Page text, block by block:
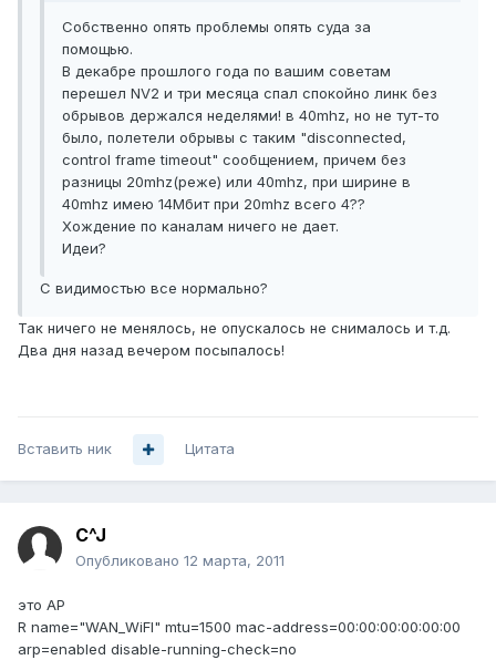
Собственно опять проблемы опять суда за
помощью.
В декабре прошлого года по вашим советам
перешел NV2 и три месяца спал спокойно линк без
обрывов держался неделями! в 40mhz, но не тут-то
было, полетели обрывы с таким "disconnected,
control frame timeout" сообщением, причем без
разницы 20mhz(реже) или 40mhz, при ширине в
40mhz имею 14Мбит при 20mhz всего 4??
Хождение по каналам ничего не дает.
Идеи?
С видимостью все нормально?
Так ничего не менялось, не опускалось не снималось и т.д.
Два дня назад вечером посыпалось!
Вставить ник Цитата
C^J
Опубликовано 12 марта, 2011
это АР
R name="WAN_WiFI" mtu=1500 mac-address=00:00:00:00:00:00
arp=enabled disable-running-check=no